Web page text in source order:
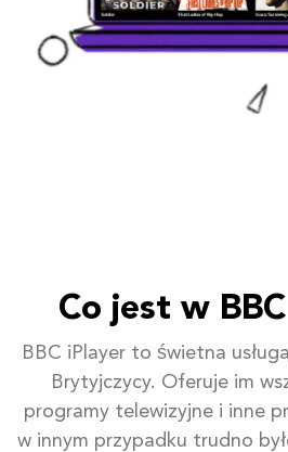
Co jest w
BBC iPlayer to świetna
Brytyjczycy. Oferuje im
programy telewizyjne i inne
w innym przypadku trudno